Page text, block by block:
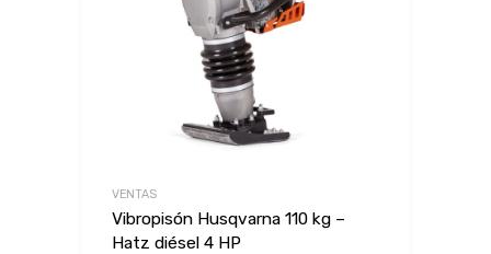
VENTAS
Vibropisón Husqvarna 110 kg –
Hatz diésel 4 HP